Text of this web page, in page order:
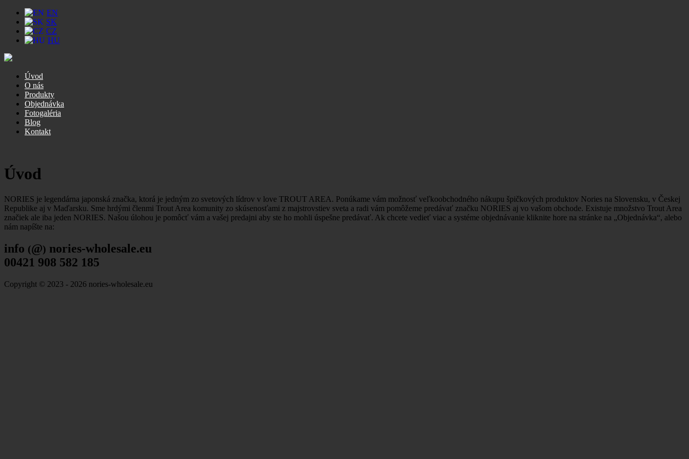
EN
SK
CZ
HU
Úvod
O nás
Produkty
Objednávka
Fotogaléria
Blog
Kontakt
Úvod
NORIES je legendárna japonská značka, ktorá je jedným zo svetových lídrov v love TROUT AREA. Ponúkame vám možnosť veľkoobchodného nákupu špičkových produktov Nories na Slovensku, v Českej
Republike aj v Maďarsku. Sme hrdými členmi Trout Area komunity zo skúsenosťami z majstrovstiev sveta a radi vám pomôžeme predávať značku NORIES aj vo vašom obchode. Existuje množstvo Trout Area
značiek ale iba jeden NORIES. Našou úlohou je pomôcť vám a vašej predajni aby ste ho mohli úspešne predávať. Ak chcete vedieť viac a systéme objednávanie kliknite hore na stránke na „Objednávka“, alebo
nám napíšte na:
info (@) nories-wholesale.eu
00421 908 582 185
Copyright © 2023 - 2026 nories-wholesale.eu